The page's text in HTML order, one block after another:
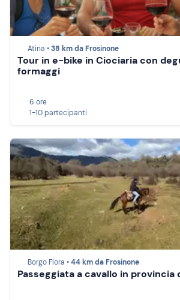
Atina •38 km da Frosinone
Tour in e-bike in Ciociaria con
formaggi
6 ore
1-10 partecipanti
Borgo Flora •44 km da Frosinone
Passeggiata a cavallo in provincia